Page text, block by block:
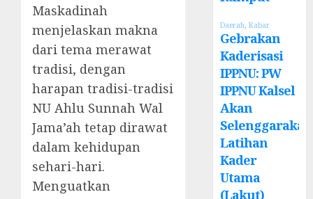
Maskadinah
menjelaskan makna
dari tema merawat
tradisi, dengan
harapan tradisi-tradisi
NU Ahlu Sunnah Wal
Jama’ah tetap dirawat
dalam kehidupan
sehari-hari.
Menguatkan
Daerah,Kabar
Gebrakan
Kaderisasi
IPPNU: PW
IPPNU Kalsel
Akan
Selenggarakan
Latihan
Kader
Utama
(Lakut)